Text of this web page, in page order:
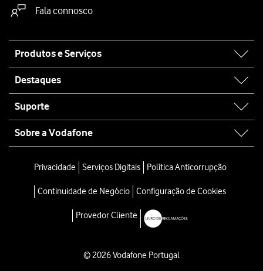
Fala connosco
map
Produtos e Serviços
Destaques
Suporte
Sobre a Vodafone
Privacidade Serviços Digitais Política Anticorrupção
Continuidade de Negócio Configuração de Cookies
Provedor Cliente
© 2026 Vodafone Portugal